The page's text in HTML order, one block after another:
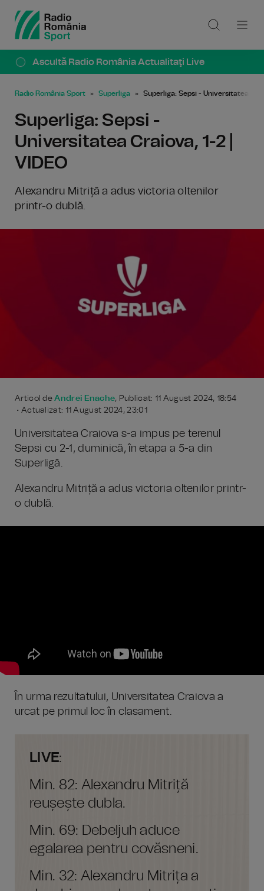
Ascultă Radio România Actualitaţi Live
Radio România Sport Superliga Superliga: Sepsi - Universitatea
Superliga: Sepsi -
Universitatea Craiova, 1-2 |
VIDEO
Alexandru Mitriță a adus victoria oltenilor
printr-o dublă.
Articol deAndrei Enache, Publicat: 11 August 2024, 18:54
• Actualizat: 11 August 2024, 23:01
Universitatea Craiova s-a impus pe terenul
Sepsi cu 2-1, duminică, în etapa a 5-a din
Superligă.
Alexandru Mitriță a adus victoria oltenilor printr-
o dublă.
În urma rezultatului, Universitatea Craiova a
urcat pe primul loc în clasament.
LIVE:
Min. 82: Alexandru Mitriță
reușește dubla.
Min. 69: Debeljuh aduce
egalarea pentru covăsneni.
Min. 32: Alexandru Mitrița a